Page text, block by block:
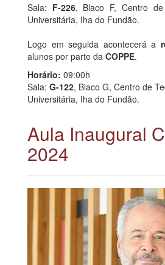
Sala: F-226, Blaco F, Centro de
Universitária, Iha do Fundão.
Logo em seguida acontecerá a
alunos por parte da COPPE.
Horário: 09:00h
Sala: G-122, Blaco G, Centro de
Universitária, Iha do Fundão.
Aula Inaugural
2024